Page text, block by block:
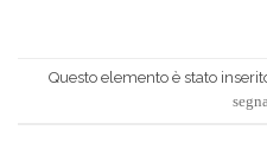
Questo elemento è stato